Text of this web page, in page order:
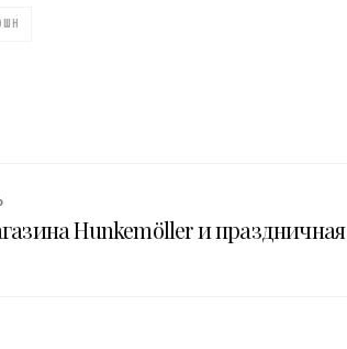
Hunkemöller и праздничная